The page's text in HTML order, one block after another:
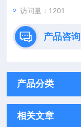
访问量：1201
产品咨询
产品分类
相关文章